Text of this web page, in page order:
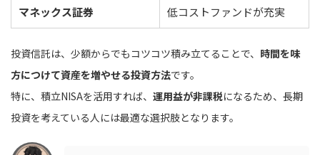
マネックス証券 低コストファンドが充実
投資信託は、少額からでもコツコツ積み立てることで、 時間を味
方につけて資産を増やせる投資方法です。
特に、積立NISAを活用すれば、 運用益が非課税になるため、長期
投資を考えている人には最適な選択肢となります。